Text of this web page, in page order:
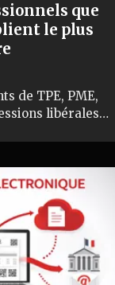
que
le plus
de TPE, PME,
libérales